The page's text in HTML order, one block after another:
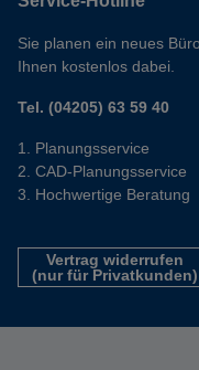
Sie planen ein neues
Ihnen kostenlos dabei.
Tel. (04205) 63 59 40
Planungsservice
CAD-Planungsservice
Hochwertige Beratung
Vertrag widerrufen
(nur für Privatkunden)